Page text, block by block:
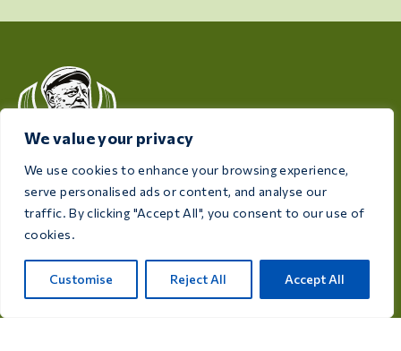
We value your privacy
We use cookies to enhance your browsing experience,
serve personalised ads or content, and analyse our
traffic. By clicking "Accept All", you consent to our use of
cookies.
Customise Reject All Accept All
Care 4 Birds 致力于保障您的爱鸟健康与福祉，提供专为
满足每位饲养者和爱鸟人士需求而设计的高品质产品。
Rijksweg 28a, 7975 RT Uffelte, 荷兰
info@care4bird.nl